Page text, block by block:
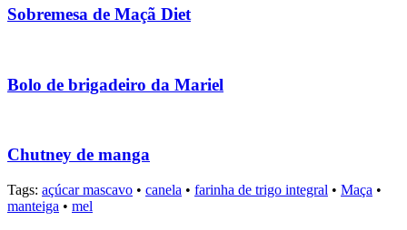
Sobremesa de Maçã Diet
Bolo de brigadeiro da Mariel
Chutney de manga
Tags: açúcar mascavo • canela • farinha de trigo integral • Maça •
manteiga • mel